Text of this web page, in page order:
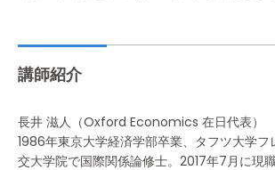
講師紹介
長井 滋人（Oxford Economics 在日代表）
1986年東京大学経済学部卒業、タフツ大学フ
交大学院で国際関係論修士。2017年7月に現